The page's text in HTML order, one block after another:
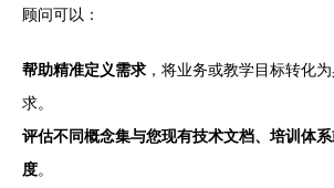
顾问可以：
帮助精准定义需求 ，将业务或教学目标转化
求。
评估不同概念集与您现有技术文档、培训体
度。